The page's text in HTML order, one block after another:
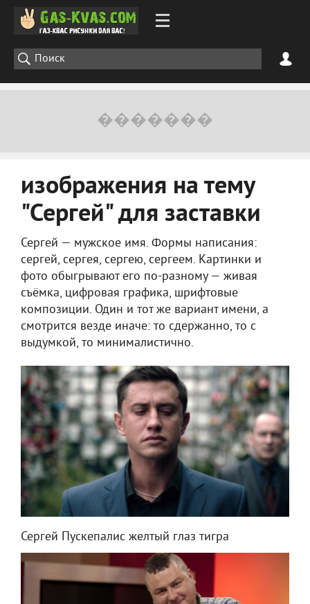
изображения на тему
"Сергей" для заставки
Сергей — мужское имя. Формы написания:
сергей, сергея, сергею, сергеем. Картинки и
фото обыгрывают его по-разному — живая
съёмка, цифровая графика, шрифтовые
композиции. Один и тот же вариант имени, а
смотрится везде иначе: то сдержанно, то с
выдумкой, то минималистично.
Сергей Пускепалис желтый глаз тигра